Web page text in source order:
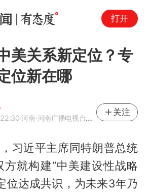
打开
美关系新定位？专
位新在哪
·河南·河南广播电视台官方网易号
关注
习近平主席同特朗普总统
方就构建“中美建设性战略
位达成共识，为未来3年乃